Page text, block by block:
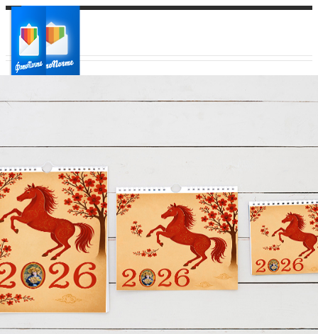
Ваш регион доставки
Выберите из списка: